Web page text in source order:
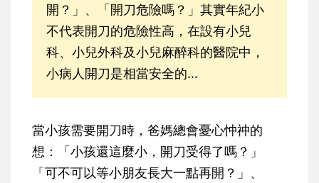
開？」、「開刀危險嗎？」其實年紀小
不代表開刀的危險性高，在設有小兒
科、小兒外科及小兒麻醉科的醫院中，
小病人開刀是相當安全的...
當小孩需要開刀時，爸媽總會憂心忡祌的
想：「小孩還這麼小，開刀受得了嗎？」
「可不可以等小朋友長大一點再開？」、